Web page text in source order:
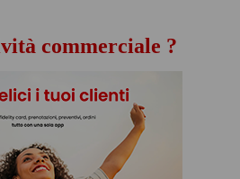
commerciale ?